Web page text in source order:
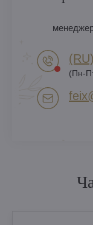
(Пн-